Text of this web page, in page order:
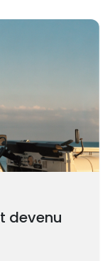
devenu